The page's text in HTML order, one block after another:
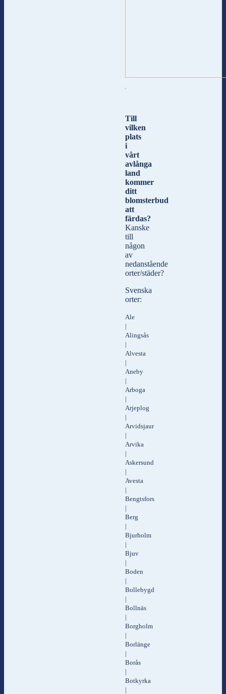
Till
vilken
plats
i
vårt
avlånga
land
kommer
ditt
blomsterbud
att
färdas?
Kanske
till
någon
av
nedanstående
orter/städer?
Svenska
orter:
Ale
|
Alingsås
|
Alvesta
|
Aneby
|
Arboga
|
Arjeplog
|
Arvidsjaur
|
Arvika
|
Askersund
|
Avesta
|
Bengtsfors
|
Berg
|
Bjurholm
|
Bjuv
|
Boden
|
Bollebygd
|
Bollnäs
|
Borgholm
|
Borlänge
|
Borås
|
Botkyrka
|